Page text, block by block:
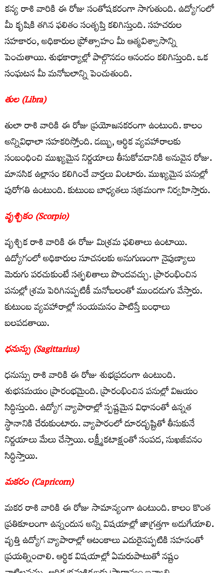
కన్య రాశి వారికి ఈ రోజు సంతోషకరంగా సాగుతుంది. ఉద్యోగంలో
మీ కృషికి తగిన ఫలితం సంతృప్తి కలిగిస్తుంది. సహచరుల
సహకారం, అధికారుల ప్రోత్సాహం మీ ఆత్మవిశ్వాసాన్ని
పెంచుతాయి. శుభకార్యాల్లో పాల్గొనడం ఆనందం కలిగిస్తుంది. ఒక
సంఘటన మీ మనోబలాన్ని పెంచుతుంది.
తుల (Libra)
తులా రాశి వారికి ఈ రోజు ప్రయోజనకరంగా ఉంటుంది. కాలం
అన్నివిధాలా సహకరిస్తోంది. డబ్బు, ఆర్థిక వ్యవహారాలకు
సంబంధించి ముఖ్యమైన నిర్ణయాలు తీసుకోవడానికి అనువైన రోజు.
మానసిక ఉల్లాసం కలిగించే వార్తలు వింటారు. ముఖ్యమైన పనుల్లో
పురోగతి ఉంటుంది. కుటుంబ బాధ్యతలు సక్రమంగా నిర్వహిస్తారు.
వృశ్చికం (Scorpio)
వృశ్చిక రాశి వారికి ఈ రోజు మిశ్రమ ఫలితాలు ఉంటాయి.
ఉద్యోగంలో అధికారుల సూచనలకు అనుగుణంగా నైపుణ్యాలు
మెరుగు పరచుకుంటే సత్ఫలితాలు పొందవచ్చు. ప్రారంభించిన
పనుల్లో శ్రమ పెరిగినప్పటికీ మనోబలంతో ముందడుగు వేస్తారు.
కుటుంబ వ్యవహారాల్లో సంయమనం పాటిస్తే బంధాలు
బలపడతాయి.
ధనుస్సు (Sagittarius)
ధనుస్సు రాశి వారికి ఈ రోజు శుభప్రదంగా ఉంటుంది.
శుభసమయం ప్రారంభమైంది. ప్రారంభించిన పనుల్లో విజయం
సిద్ధిస్తుంది. ఉద్యోగ వ్యాపారాల్లో స్పష్టమైన విధానంతో ఉన్నత
స్థానానికి చేరుకుంటారు. వ్యాపారంలో దూరదృష్టితో తీసుకునే
నిర్ణయాలు మేలు చేస్తాయి. లక్ష్మీకటాక్షంతో సంపద, సుఖజీవనం
సిద్ధిస్తాయి.
మకరం (Capricorn)
మకర రాశి వారికి ఈ రోజు సామాన్యంగా ఉంటుంది. కాలం కొంత
ప్రతికూలంగా ఉన్నందున అన్ని విషయాల్లో జాగ్రత్తగా అడుగేయాలి.
వృత్తి ఉద్యోగ వ్యాపారాల్లో ఆటంకాలు ఎదురైనప్పటికి సహనంతో
ప్రయత్నించాలి. ఆర్థిక విషయాల్లో ఏమరుపాటుతో నష్టం